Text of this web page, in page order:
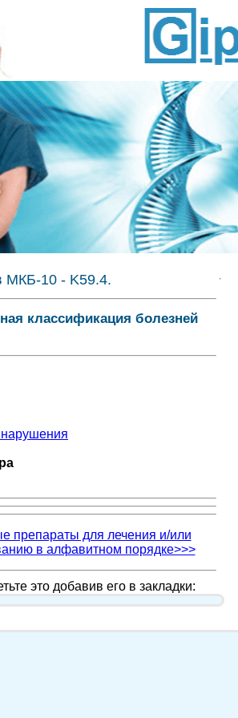
МКБ-10 - K59.4.
классификация болезней
препараты для лечения и/или
в алфавитном порядке>>>
это добавив его в закладки: